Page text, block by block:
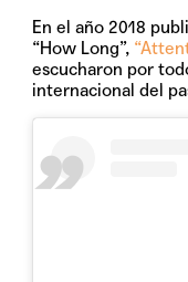
En el año 2018
“How Long”,
escucharon por
internacional del